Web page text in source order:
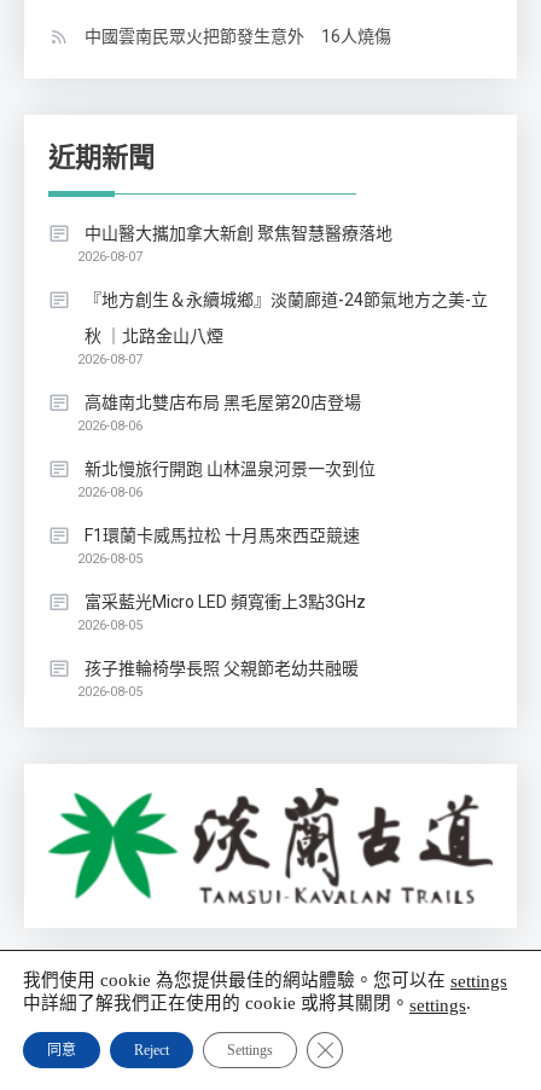
中國雲南民眾火把節發生意外 16人燒傷
近期新聞
中山醫大攜加拿大新創 聚焦智慧醫療落地
2026-08-07
『地方創生＆永續城鄉』淡蘭廊道-24節氣地方之美-立
秋 ｜北路金山八煙
2026-08-07
高雄南北雙店布局 黑毛屋第20店登場
2026-08-06
新北慢旅行開跑 山林溫泉河景一次到位
2026-08-06
F1環蘭卡威馬拉松 十月馬來西亞競速
2026-08-05
富采藍光Micro LED 頻寬衝上3點3GHz
2026-08-05
孩子推輪椅學長照 父親節老幼共融暖
2026-08-05
我們使用 cookie 為您提供最佳的網站體驗。您可以在 settings
中詳細了解我們正在使用的 cookie 或將其關閉。 settings.
同意 Reject Settings Close GDPR Cookie Banner